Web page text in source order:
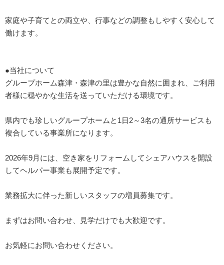
家庭や子育てとの両立や、行事などの調整もしやすく安心して
働けます。
●当社について
グループホーム森津・森津の里は豊かな自然に囲まれ、ご利用
者様に穏やかな生活を送っていただける環境です。
県内でも珍しいグループホームと1日2～3名の通所サービスも
複合している事業所になります。
2026年9月には、空き家をリフォームしてシェアハウスを開設
してヘルパー事業も展開予定です。
業務拡大に伴った新しいスタッフの増員募集です。
まずはお問い合わせ、見学だけでも大歓迎です。
お気軽にお問い合わせください。